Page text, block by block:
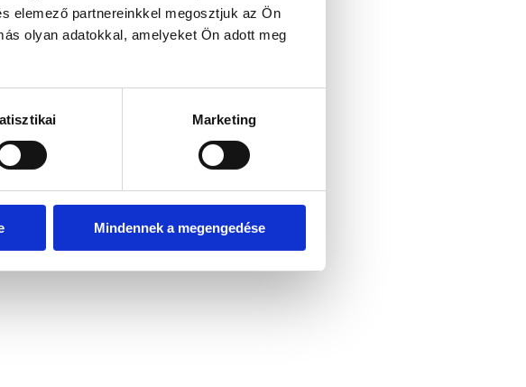
elemező partnereinkkel megosztjuk az Ön
olyan adatokkal, amelyeket Ön adott meg
Marketing
Mindennek a megengedése
(see the browser console for more information)